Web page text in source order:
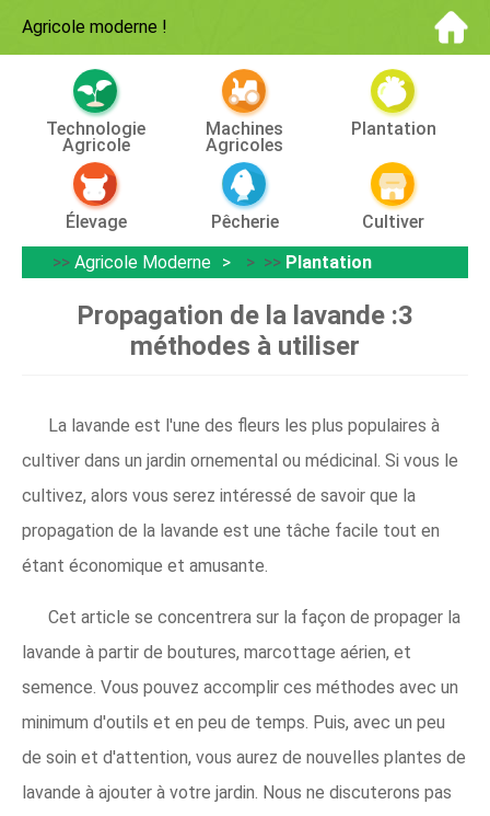
Agricole moderne !
Technologie
Agricole
Machines
Agricoles
Plantation
Élevage Pêcherie
Cultiver
>> Agricole Moderne > >> Plantation
Propagation de la lavande :3
méthodes à utiliser
La lavande est l'une des fleurs les plus populaires à
cultiver dans un jardin ornemental ou médicinal. Si vous le
cultivez, alors vous serez intéressé de savoir que la
propagation de la lavande est une tâche facile tout en
étant économique et amusante.
Cet article se concentrera sur la façon de propager la
lavande à partir de boutures, marcottage aérien, et
semence. Vous pouvez accomplir ces méthodes avec un
minimum d'outils et en peu de temps. Puis, avec un peu
de soin et d'attention, vous aurez de nouvelles plantes de
lavande à ajouter à votre jardin. Nous ne discuterons pas